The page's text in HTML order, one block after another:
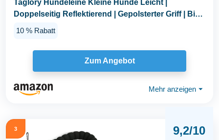
Taglory Hundeleine Kleine Hunde Leicht |
Doppelseitig Reflektierend | Gepolsterter Griff | Bis
10 % Rabatt
Zum Angebot
Mehr anzeigen ⏷
3 9,2/10